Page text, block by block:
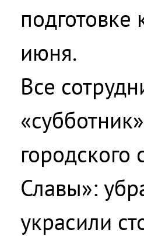
июня.
Все
городского
Славы»:
украсили